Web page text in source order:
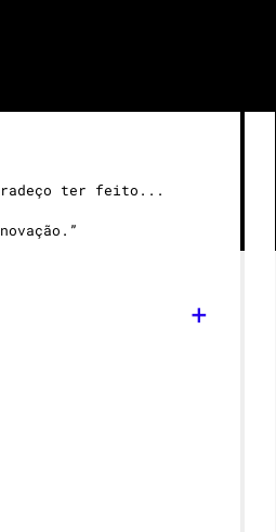
ter feito...
+